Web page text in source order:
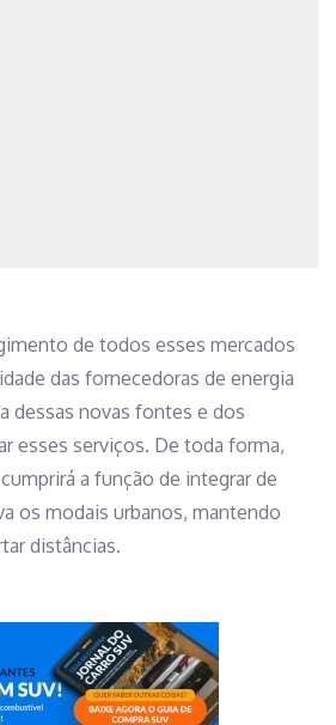
de todos esses mercados
das fornecedoras de energia
dessas novas fontes e dos
esses serviços. De toda forma,
a função de integrar de
os modais urbanos, mantendo
distâncias.